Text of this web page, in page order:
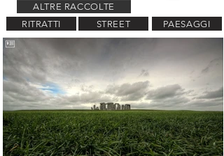
RITRATTI STREET PAESAGGI
ALTRE RACCOLTE